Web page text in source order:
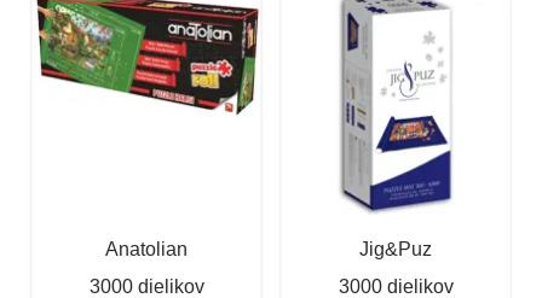
Anatolian
3000 dielikov
Jig&Puz
3000 dielikov